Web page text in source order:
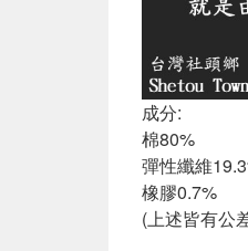
成分:
棉80%
彈性纖維
橡膠0.7%
(上述皆有公